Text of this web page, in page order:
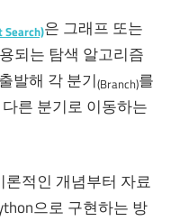
Search)은 그래프 또는
되는 탐색 알고리즘
발해 각 분기(Branch)를
른 분기로 이동하는
론적인 개념부터 자료
으로 구현하는 방